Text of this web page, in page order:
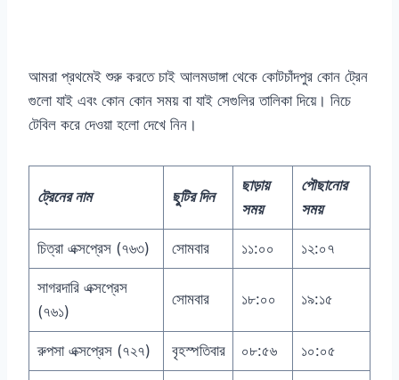
আমরা প্রথমেই শুরু করতে চাই আলমডাঙ্গা থেকে কোটচাঁদপুর কোন ট্রেন
গুলো যাই এবং কোন কোন সময় বা যাই সেগুলির তালিকা দিয়ে। নিচে
টেবিল করে দেওয়া হলো দেখে নিন।
ট্রেনের নাম ছুটির দিন
ছাড়ায়
সময়
পৌছানোর
সময়
চিত্রা এক্সপ্রেস (৭৬৩) সোমবার ১১:০০ ১২:০৭
সাগরদারি এক্সপ্রেস
(৭৬১)
সোমবার ১৮:০০ ১৯:১৫
রুপসা এক্সপ্রেস (৭২৭) বৃহস্পতিবার ০৮:৫৬ ১০:০৫